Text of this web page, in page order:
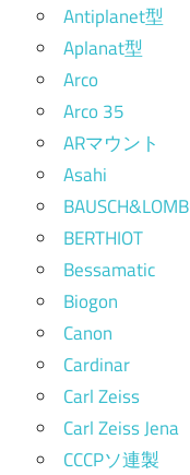
Antiplanet型
Aplanat型
Arco
Arco 35
ARマウント
Asahi
BAUSCH&LOMB
BERTHIOT
Bessamatic
Biogon
Canon
Cardinar
Carl Zeiss
Carl Zeiss Jena
CCCPソ連製